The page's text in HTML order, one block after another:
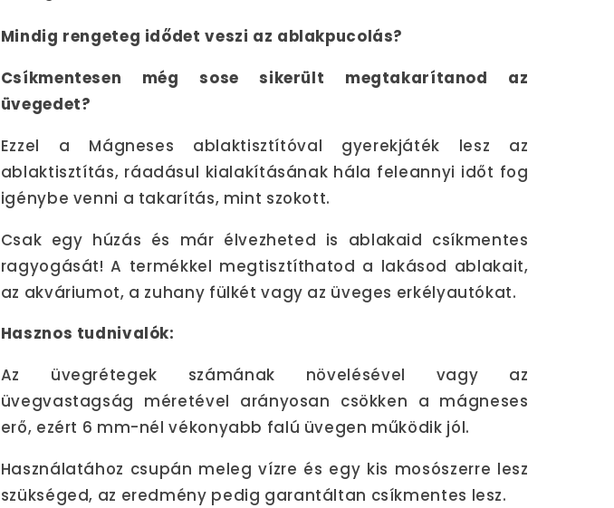
Mindig rengeteg idődet veszi az ablakpucolás?
Csíkmentesen még sose sikerült megtakarítanod az
üvegedet?
Ezzel a Mágneses ablaktisztítóval gyerekjáték lesz az
ablaktisztítás, ráadásul kialakításának hála feleannyi időt fog
igénybe venni a takarítás, mint szokott.
Csak egy húzás és már élvezheted is ablakaid csíkmentes
ragyogását! A termékkel megtisztíthatod a lakásod ablakait,
az akváriumot, a zuhany fülkét vagy az üveges erkélyautókat.
Hasznos tudnivalók:
Az üvegrétegek számának növelésével vagy az
üvegvastagság méretével arányosan csökken a mágneses
erő, ezért 6 mm-nél vékonyabb falú üvegen működik jól.
Használatához csupán meleg vízre és egy kis mosószerre lesz
szükséged, az eredmény pedig garantáltan csíkmentes lesz.